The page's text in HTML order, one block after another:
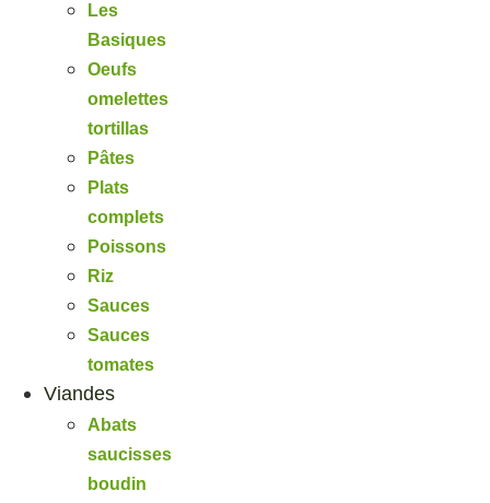
Les
Basiques
Oeufs
omelettes
tortillas
Pâtes
Plats
complets
Poissons
Riz
Sauces
Sauces
tomates
Viandes
Abats
saucisses
boudin